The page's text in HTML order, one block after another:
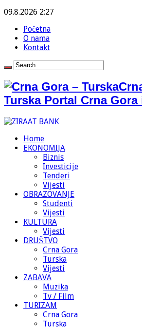
09.8.2026 2:27
Početna
O nama
Kontakt
Turska Portal Crna Gora
Home
EKONOMIJA
Biznis
Investicije
Tenderi
Vijesti
OBRAZOVANJE
Studenti
Vijesti
KULTURA
Vijesti
DRUŠTVO
Crna Gora
Turska
Vijesti
ZABAVA
Muzika
Tv / Film
TURIZAM
Crna Gora
Turska